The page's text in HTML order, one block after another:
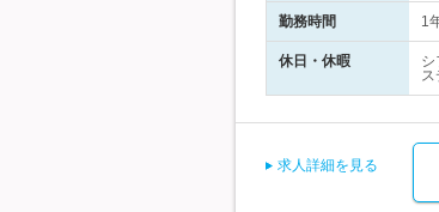
勤務時間 1
休日・休暇
求人詳細を見る